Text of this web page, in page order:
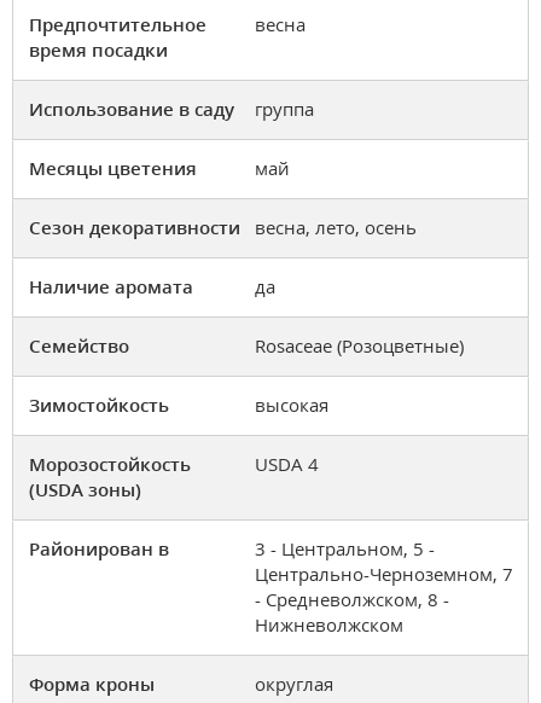
Предпочтительное
время посадки
весна
Использование в саду группа
Месяцы цветения май
Сезон декоративности весна, лето, осень
Наличие аромата да
Семейство Rosaceae (Розоцветные)
Зимостойкость высокая
Морозостойкость
(USDA зоны)
USDA 4
Районирован в
3 - Центральном, 5 -
Центрально-Черноземном, 7
- Средневолжском, 8 -
Нижневолжском
Форма кроны округлая